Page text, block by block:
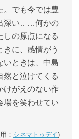
。でも今では豊
深い……何かの
しの原点になる
きに、感情がう
いときは、中島
然と泣けてくる
けがえのない作
場を笑わせてい
： シネマトゥデイ)